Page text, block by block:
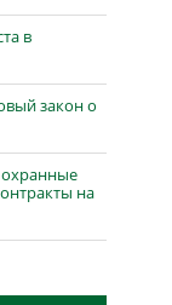
в
закон о
на